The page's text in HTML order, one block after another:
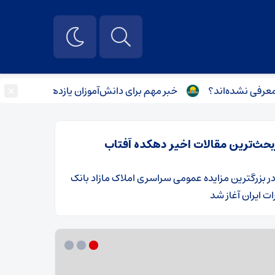
خبر مهم برای دانش‌آموزان یازدهم و دوازدهم /
مقالات اخیر دهکده آفتاب
​بزرگترین مزایده عمومی سراسری املاک مازاد بانک
ایران آغاز شد